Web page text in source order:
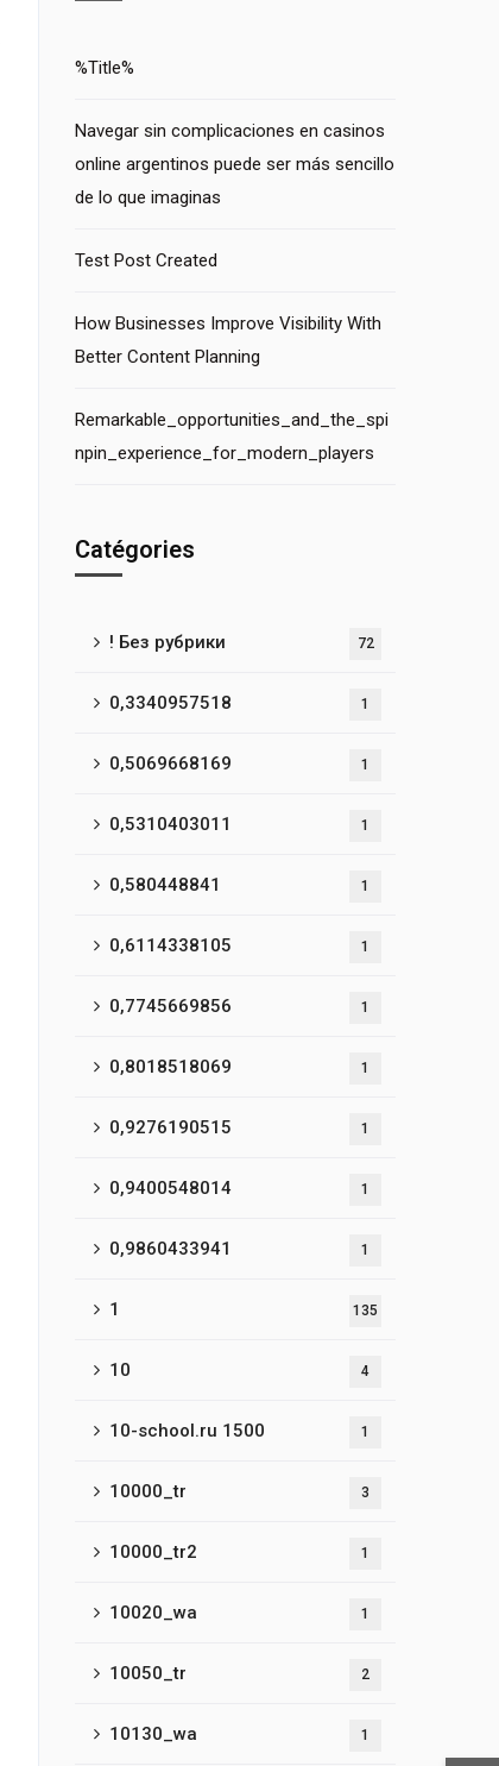
%Title%
Navegar sin complicaciones en casinos
online argentinos puede ser más sencillo
de lo que imaginas
Test Post Created
How Businesses Improve Visibility With
Better Content Planning
Remarkable_opportunities_and_the_spi
npin_experience_for_modern_players
Catégories
! Без рубрики 72
0,3340957518 1
0,5069668169 1
0,5310403011 1
0,580448841 1
0,6114338105 1
0,7745669856 1
0,8018518069 1
0,9276190515 1
0,9400548014 1
0,9860433941 1
1 135
10 4
10-school.ru 1500 1
10000_tr 3
10000_tr2 1
10020_wa 1
10050_tr 2
10130_wa 1